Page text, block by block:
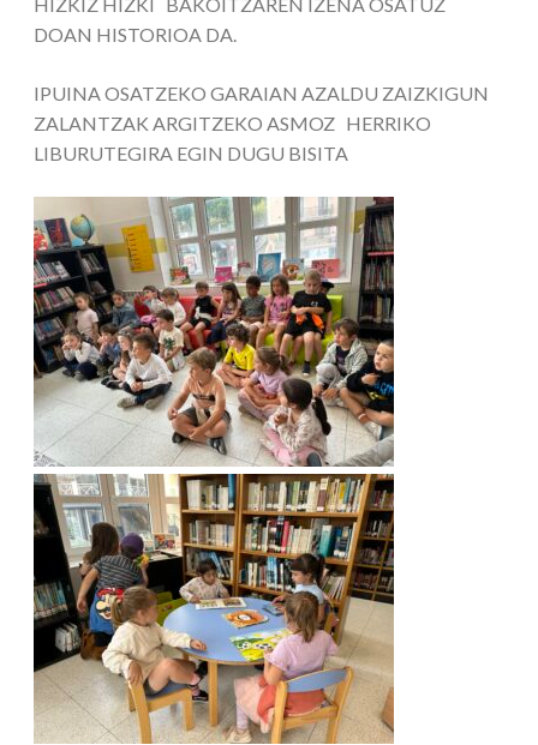
DOAN HISTORIOA DA.
IPUINA OSATZEKO GARAIAN AZALDU ZAIZKIGUN
ZALANTZAK ARGITZEKO ASMOZ HERRIKO
LIBURUTEGIRA EGIN DUGU BISITA